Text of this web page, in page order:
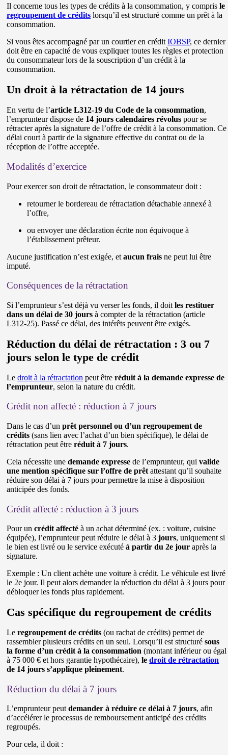
Il concerne tous les types de crédits à la consommation, y comprisle
regroupement de crédits lorsqu’il est structuré comme un prêt à la
consommation.
Si vous êtes accompagné par un courtier en créditIOBSP, ce dernier
doit être en capacité de vous expliquer toutes les règles et protection
du consommateur lors de la souscription d’un crédit à la
consommation.
Un droit à la rétractation de 14 jours
En vertu de l’article L312-19 du Code de la consommation,
l’emprunteur dispose de 14 jours calendaires révolus pour se
rétracter après la signature de l’offre de crédit à la consommation. Ce
délai court à partir de la signature effective du contrat ou de la
réception de l’offre acceptée.
Modalités d’exercice
Pour exercer son droit de rétractation, le consommateur doit :
retourner le bordereau de rétractation détachable annexé à
l’offre,
ou envoyer une déclaration écrite non équivoque à
l’établissement prêteur.
Aucune justification n’est exigée, etaucun frais ne peut lui être
imputé.
Conséquences de la rétractation
Si l’emprunteur s’est déjà vu verser les fonds, il doitles restituer
dans un délai de 30 jours à compter de la rétractation (article
L312-25). Passé ce délai, des intérêts peuvent être exigés.
Réduction du délai de rétractation : 3 ou 7
jours selon le type de crédit
Ledroit à la rétractation peut êtreréduit à la demande expresse de
l’emprunteur, selon la nature du crédit.
Crédit non affecté : réduction à 7 jours
Dans le cas d’unprêt personnel ou d’un regroupement de
crédits (sans lien avec l’achat d’un bien spécifique), le délai de
rétractation peut êtreréduit à 7 jours.
Cela nécessite unedemande expresse de l’emprunteur, quivalide
une mention spécifique sur l’offre de prêt attestant qu’il souhaite
réduire son délai à 7 jours pour permettre la mise à disposition
anticipée des fonds.
Crédit affecté : réduction à 3 jours
Pour uncrédit affecté à un achat déterminé (ex. : voiture, cuisine
équipée), l’emprunteur peut réduire le délai à 3 jours, uniquement si
le bien est livré ou le service exécutéà partir du 2e jour après la
signature.
Exemple : Un client achète une voiture à crédit. Le véhicule est livré
le 2e jour. Il peut alors demander la réduction du délai à 3 jours pour
débloquer les fonds plus rapidement.
Cas spécifique duregroupement de crédits
Leregroupement de crédits (ou rachat de crédits) permet de
rassembler plusieurs crédits en un seul. Lorsqu’il est structurésous
la forme d’un crédit à la consommation (montant inférieur ou égal
à 75 000 € et hors garantie hypothécaire),ledroit de rétractation
de 14 jours s’applique pleinement.
Réduction du délai à 7 jours
L’emprunteur peutdemander à réduire ce délai à 7 jours, afin
d’accélérer le processus de remboursement anticipé des crédits
regroupés.
Pour cela, il doit :